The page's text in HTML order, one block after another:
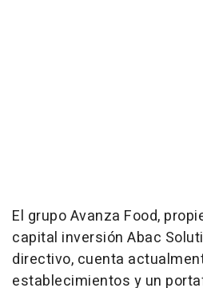
El grupo Avanza Food,
capital inversión Abac
directivo, cuenta
establecimientos y un